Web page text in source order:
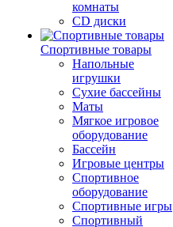
комнаты
CD диски
Спортивные товары
Напольные
игрушки
Сухие бассейны
Маты
Мягкое игровое
оборудование
Бассейн
Игровые центры
Спортивное
оборудование
Спортивные игры
Спортивный